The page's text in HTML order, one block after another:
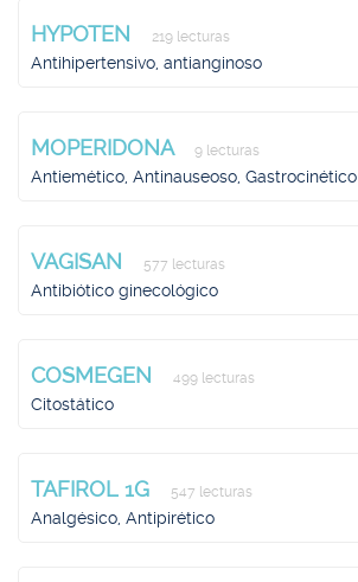
HYPOTEN 219 lecturas
Antihipertensivo, antianginoso
MOPERIDONA 9 lecturas
Antiemético, Antinauseoso, Gastrocinético
VAGISAN 577 lecturas
Antibiótico ginecológico
COSMEGEN 499 lecturas
Citostático
TAFIROL 1G 547 lecturas
Analgésico, Antipirético